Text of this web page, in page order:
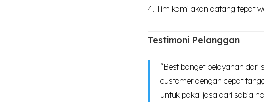
Tim kami akan datang tepat
Testimoni Pelanggan
“Best banget pelayanan
customer dengan cepat
untuk pakai jasa dari sabia